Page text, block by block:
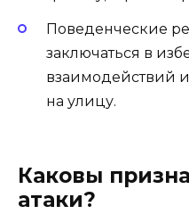
Поведенческие
заключаться в
взаимодействий
на улицу.
Каковы
атаки?